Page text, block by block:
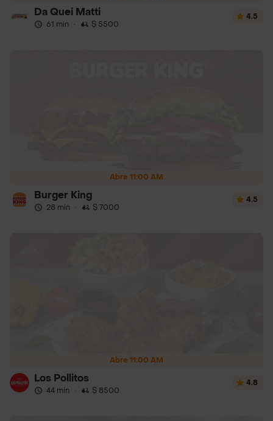
Da Quei Matti
61 min · $ 5500
4.5
Abre 11:00 AM
Burger King
28 min · $ 7000
4.5
Abre 11:00 AM
Los Pollitos
44 min · $ 8500
4.8